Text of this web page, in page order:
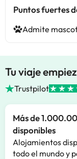
Puntos fuertes
Admite
Tu viaje
Trustpilot
Más de
disponibles
Alojamientos
todo el mundo y